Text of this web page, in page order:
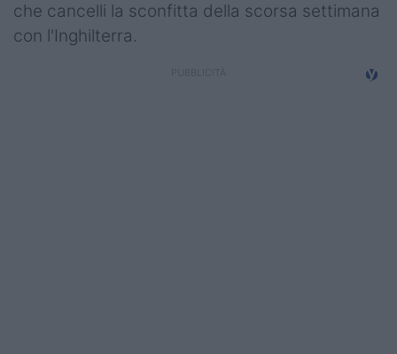
Rugby in TV
che cancelli la sconfitta della scorsa settimana
con l'Inghilterra.